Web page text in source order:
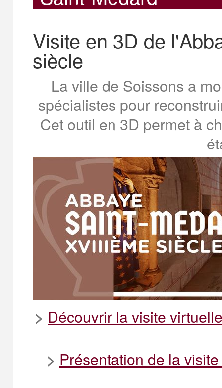
Visite en 3D de
siècle
La ville de Soissons a
spécialistes pour
Cet outil en 3D permet à
> Découvrir la visite
> Présentation de la